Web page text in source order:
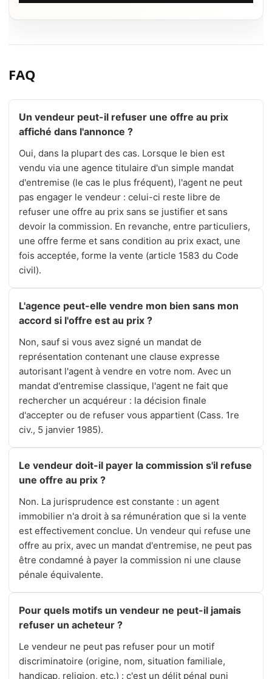
FAQ
Un vendeur peut-il refuser une offre au prix
affiché dans l'annonce ?
Oui, dans la plupart des cas. Lorsque le bien est
vendu via une agence titulaire d'un simple mandat
d'entremise (le cas le plus fréquent), l'agent ne peut
pas engager le vendeur : celui-ci reste libre de
refuser une offre au prix sans se justifier et sans
devoir la commission. En revanche, entre particuliers,
une offre ferme et sans condition au prix exact, une
fois acceptée, forme la vente (article 1583 du Code
civil).
L'agence peut-elle vendre mon bien sans mon
accord si l'offre est au prix ?
Non, sauf si vous avez signé un mandat de
représentation contenant une clause expresse
autorisant l'agent à vendre en votre nom. Avec un
mandat d'entremise classique, l'agent ne fait que
rechercher un acquéreur : la décision finale
d'accepter ou de refuser vous appartient (Cass. 1re
civ., 5 janvier 1985).
Le vendeur doit-il payer la commission s'il refuse
une offre au prix ?
Non. La jurisprudence est constante : un agent
immobilier n'a droit à sa rémunération que si la vente
est effectivement conclue. Un vendeur qui refuse une
offre au prix, avec un mandat d'entremise, ne peut pas
être condamné à payer la commission ni une clause
pénale équivalente.
Pour quels motifs un vendeur ne peut-il jamais
refuser un acheteur ?
Le vendeur ne peut pas refuser pour un motif
discriminatoire (origine, nom, situation familiale,
handicap, religion, etc.) : c'est un délit pénal puni